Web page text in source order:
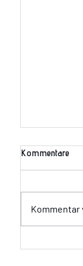
Wir
Kommentare
Kommentar